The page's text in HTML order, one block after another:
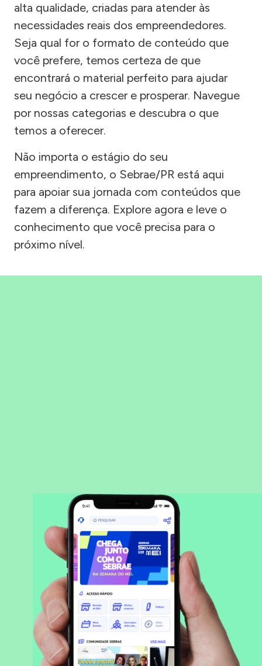
alta qualidade, criadas para atender às
necessidades reais dos empreendedores.
Seja qual for o formato de conteúdo que
você prefere, temos certeza de que
encontrará o material perfeito para ajudar
seu negócio a crescer e prosperar. Navegue
por nossas categorias e descubra o que
temos a oferecer.
Não importa o estágio do seu
empreendimento, o Sebrae/PR está aqui
para apoiar sua jornada com conteúdos que
fazem a diferença. Explore agora e leve o
conhecimento que você precisa para o
próximo nível.